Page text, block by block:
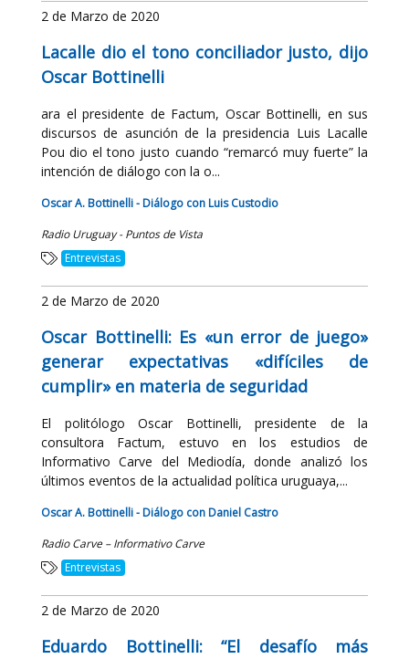
2 de Marzo de 2020
Lacalle dio el tono conciliador justo, dijo
Oscar Bottinelli
ara el presidente de Factum, Oscar Bottinelli, en sus
discursos de asunción de la presidencia Luis Lacalle
Pou dio el tono justo cuando “remarcó muy fuerte” la
intención de diálogo con la o...
Oscar A. Bottinelli - Diálogo con Luis Custodio
Radio Uruguay - Puntos de Vista
Entrevistas
2 de Marzo de 2020
Oscar Bottinelli: Es «un error de juego»
generar expectativas «difíciles de
cumplir» en materia de seguridad
El politólogo Oscar Bottinelli, presidente de la
consultora Factum, estuvo en los estudios de
Informativo Carve del Mediodía, donde analizó los
últimos eventos de la actualidad política uruguaya,...
Oscar A. Bottinelli - Diálogo con Daniel Castro
Radio Carve – Informativo Carve
Entrevistas
2 de Marzo de 2020
Eduardo Bottinelli: “El desafío más